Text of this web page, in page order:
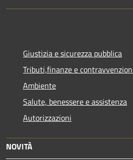
Giustizia e sicurezza pubblica
Tributi,finanze e
Ambiente
Salute, benessere e assistenza
Autorizzazioni
NOVITÀ